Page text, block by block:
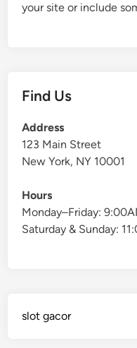
your site or include
Find Us
Address
123 Main Street
New York, NY 10001
Hours
Monday–Friday:
Saturday & Sunday:
slot gacor